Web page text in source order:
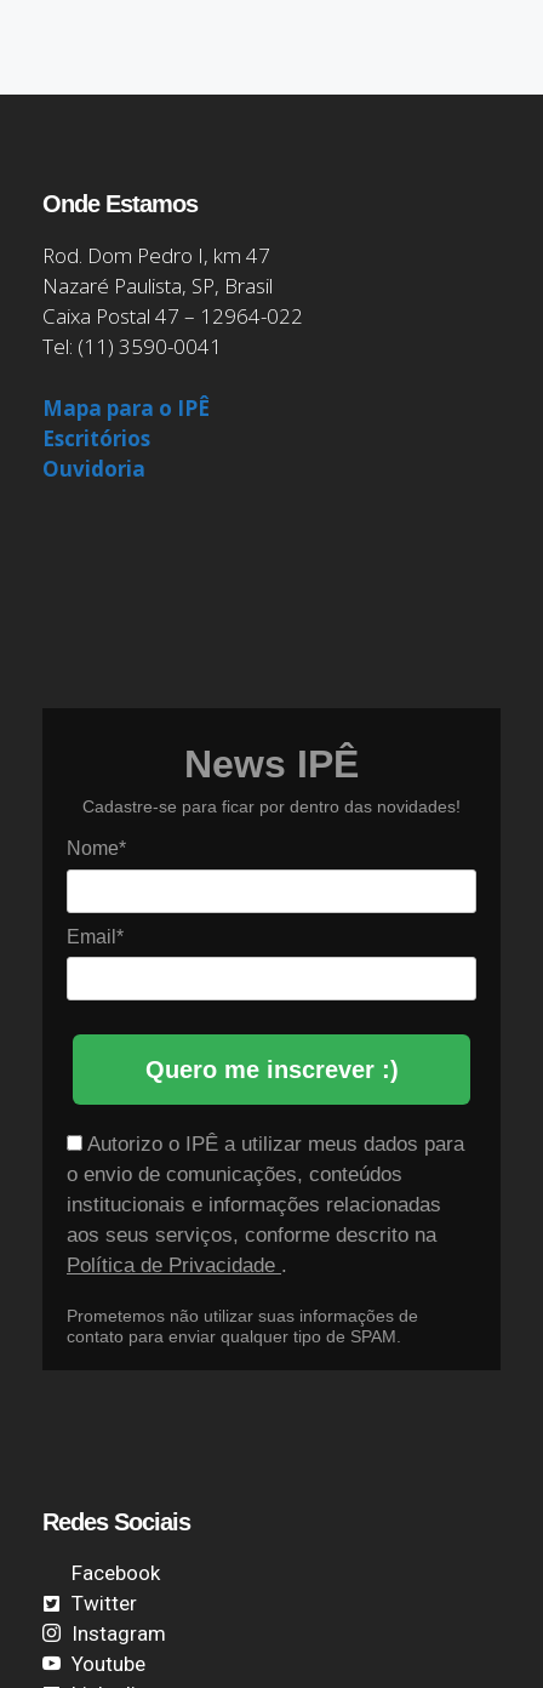
Onde Estamos
Rod. Dom Pedro I, km 47
Nazaré Paulista, SP, Brasil
Caixa Postal 47 – 12964-022
Tel: (11) 3590-0041
Mapa para o IPÊ
Escritórios
Ouvidoria
News IPÊ
Cadastre-se para ficar por dentro das novidades!
Nome*
Email*
Quero me inscrever :)
Autorizo o IPÊ a utilizar meus dados para
o envio de comunicações, conteúdos
institucionais e informações relacionadas
aos seus serviços, conforme descrito na
Política de Privacidade .
Prometemos não utilizar suas informações de
contato para enviar qualquer tipo de SPAM.
Redes Sociais
Facebook
Twitter
Instagram
Youtube